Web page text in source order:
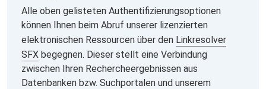
Alle oben gelisteten Authentifizierungsoptionen
können Ihnen beim Abruf unserer lizenzierten
elektronischen Ressourcen über den Linkresolver
SFX begegnen. Dieser stellt eine Verbindung
zwischen Ihren Rechercheergebnissen aus
Datenbanken bzw. Suchportalen und unserem